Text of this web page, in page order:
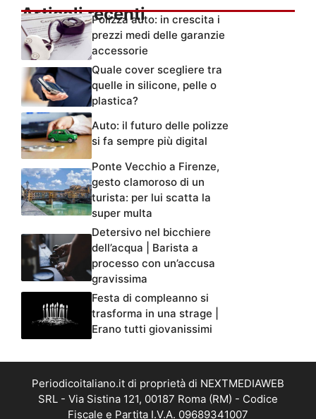
Articoli recentiPolizza auto: in crescita i
prezzi medi delle garanzie
accessorie
Quale cover scegliere tra
quelle in silicone, pelle o
plastica?
Auto: il futuro delle polizze
si fa sempre più digital
Ponte Vecchio a Firenze,
gesto clamoroso di un
turista: per lui scatta la
super multa
Detersivo nel bicchiere
dell’acqua | Barista a
processo con un’accusa
gravissima
Festa di compleanno si
trasforma in una strage |
Erano tutti giovanissimi
Periodicoitaliano.it di proprietà di NEXTMEDIAWEB
SRL - Via Sistina 121, 00187 Roma (RM) - Codice
Fiscale e Partita I.V.A. 09689341007